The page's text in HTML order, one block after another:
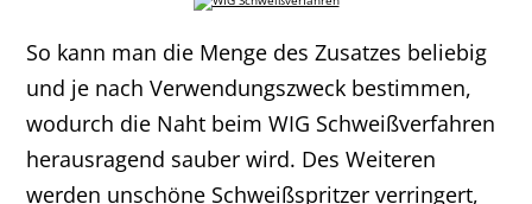
So kann man die Menge des Zusatzes beliebig
und je nach Verwendungszweck bestimmen,
wodurch die Naht beim WIG Schweißverfahren
herausragend sauber wird. Des Weiteren
werden unschöne Schweißspritzer verringert,